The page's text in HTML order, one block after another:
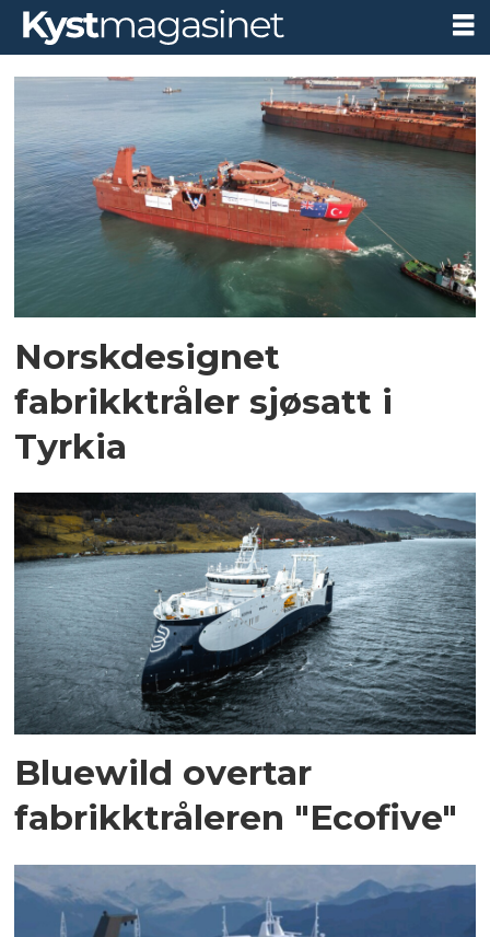
Tag:
fabrikktråler
Norskdesignet
fabrikktråler sjøsatt i
Tyrkia
Bluewild overtar
fabrikktråleren "Ecofive"